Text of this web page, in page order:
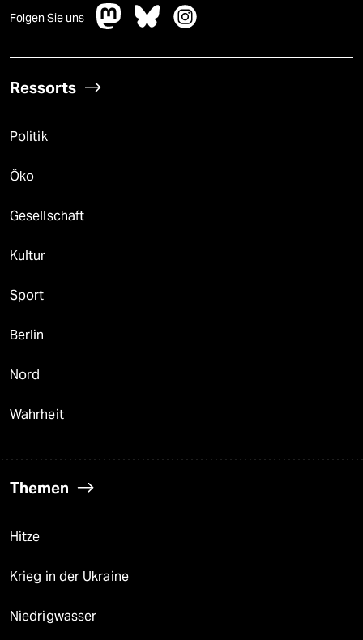
Folgen Sie uns
Ressorts
Politik
Öko
Gesellschaft
Kultur
Sport
Berlin
Nord
Wahrheit
Themen
Hitze
Krieg in der Ukraine
Niedrigwasser